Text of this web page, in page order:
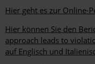
Hier geht es zur Online-
Hier können Sie den
approach leads to
auf Englisch und